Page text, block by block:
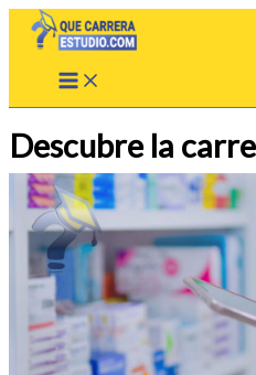
Descubre la